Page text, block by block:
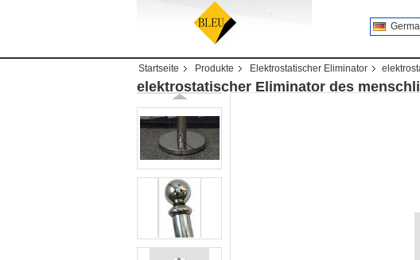
Startseite Produkte Elektrostatischer Eliminator
elektrostatischer Eliminator des